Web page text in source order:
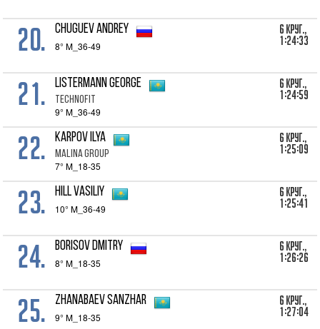
20.
Chuguev Andrey
8° M_36-49
6 Круг.,
1:24:33
21. Listermann George
Technofit
9° M_36-49
6 Круг.,
1:24:59
22. Karpov Ilya
MALINA Group
7° M_18-35
6 Круг.,
1:25:09
23. Hill Vasiliy
10° M_36-49
6 Круг.,
1:25:41
24. Borisov Dmitry
8° M_18-35
6 Круг.,
1:26:26
25. Zhanabaev Sanzhar
9° M_18-35
6 Круг.,
1:27:04